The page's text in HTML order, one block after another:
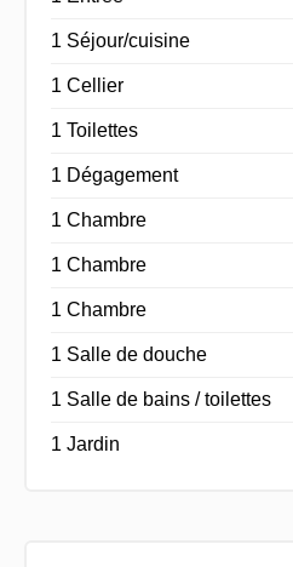
1 Séjour/cuisine
1 Cellier
1 Toilettes
1 Dégagement
1 Chambre
1 Chambre
1 Chambre
1 Salle de douche
1 Salle de bains / toilettes
1 Jardin